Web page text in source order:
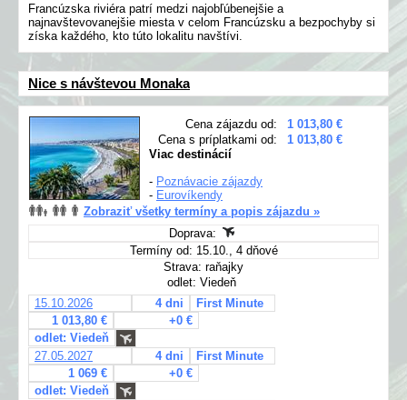
Francúzska riviéra patrí medzi najobľúbenejšie a
najnavštevovanejšie miesta v celom Francúzsku a bezpochyby si
získa každého, kto túto lokalitu navštívi.
Nice s návštevou Monaka
Cena zájazdu od:
1 013,80 €
Cena s príplatkami od:
1 013,80 €
Viac destinácií
- Poznávacie zájazdy
- Eurovíkendy
Zobraziť všetky termíny a popis zájazdu »
Doprava:
Termíny od: 15.10., 4 dňové
Strava: raňajky
odlet: Viedeň
15.10.2026
4 dni
First Minute
1 013,80 €
+0 €
odlet: Viedeň
27.05.2027
4 dni
First Minute
1 069 €
+0 €
odlet: Viedeň